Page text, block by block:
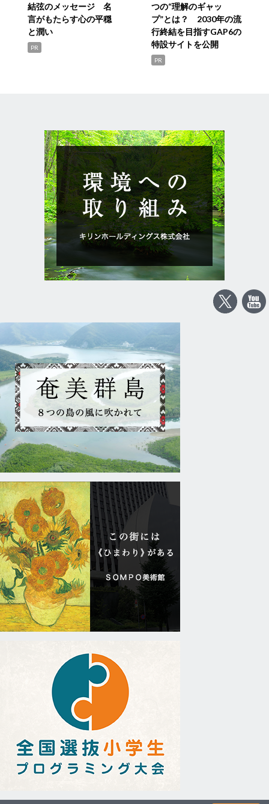
結弦のメッセージ 名
言がもたらす心の平穏
と潤い
PR
つの“理解のギャッ
プ”とは？ 2030年の流
行終結を目指すGAP6の
特設サイトを公開
PR